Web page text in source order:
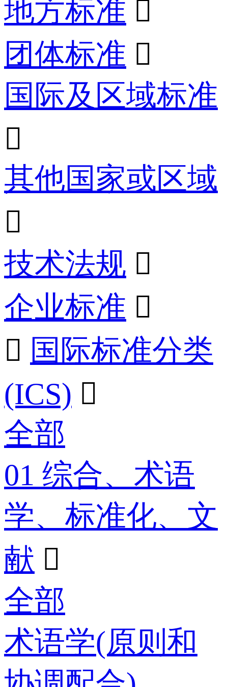
地方标准 
团体标准 
国际及区域标准

其他国家或区域

技术法规 
企业标准 
 国际标准分类
(ICS) 
全部
01 综合、术语
学、标准化、文
献 
全部
术语学(原则和